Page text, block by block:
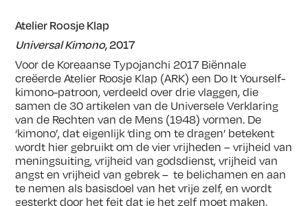
Atelier Roosje Klap
Universal Kimono, 2017
Voor de Koreaanse Typojanchi 2017 Biënnale
creëerde Atelier Roosje Klap (ARK) een Do It Yourself-
kimono-patroon, verdeeld over drie vlaggen, die
samen de 30 artikelen van de Universele Verklaring
van de Rechten van de Mens (1948) vormen. De
‘kimono’, dat eigenlijk ‘ding om te dragen’ betekent
wordt hier gebruikt om de vier vrijheden – vrijheid van
meningsuiting, vrijheid van godsdienst, vrijheid van
angst en vrijheid van gebrek – te belichamen en aan
te nemen als basisdoel van het vrije zelf, en wordt
gesterkt door het feit dat je het zelf moet maken.